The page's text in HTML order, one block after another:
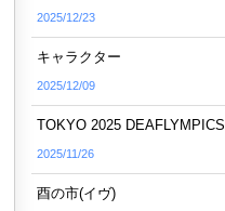
2025/12/23
キャラクター
2025/12/09
TOKYO 2025 DEAFLYMPICS
2025/11/26
酉の市(イヴ)